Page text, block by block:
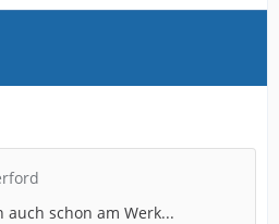
schon am Werk...